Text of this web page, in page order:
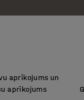
aprīkojums un
aprīkojums